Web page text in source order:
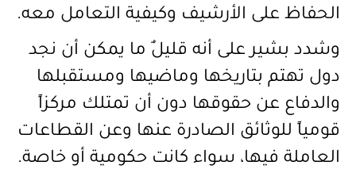
الحفاظ على الأرشيف وكيفية التعامل معه.
وشدد بشير على أنه قليلٌ ما يمكن أن نجد
دول تهتم بتاريخها وماضيها ومستقبلها
والدفاع عن حقوقها دون أن تمتلك مركزاً
قومياً للوثائق الصادرة عنها وعن القطاعات
العاملة فيها، سواء كانت حكومية أو خاصة.